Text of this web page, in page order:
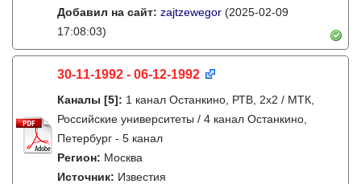
Добавил на сайт: zajtzewegor (2025-02-09
17:08:03)
30-11-1992 - 06-12-1992
Каналы [5]: 1 канал Останкино, РТВ, 2х2 / МТК,
Российские университеты / 4 канал Останкино,
Петербург - 5 канал
Регион: Москва
Источник: Известия